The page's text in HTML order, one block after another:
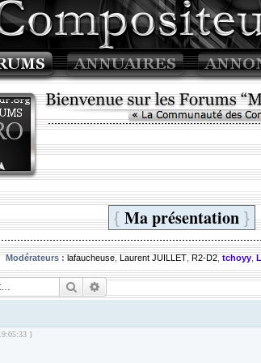
{ Ma présentation }
Modérateurs : lafaucheuse,Laurent JUILLET,R2-D2,tchoyy,
Rechercher
}